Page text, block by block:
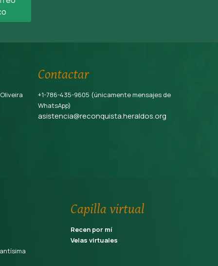
Contactar
+1-786-435-9605 (únicamente mensajes de
WhatsApp)
asistencia@reconquista.heraldos.org
Capilla virtual
Recen por mí
Velas virtuales